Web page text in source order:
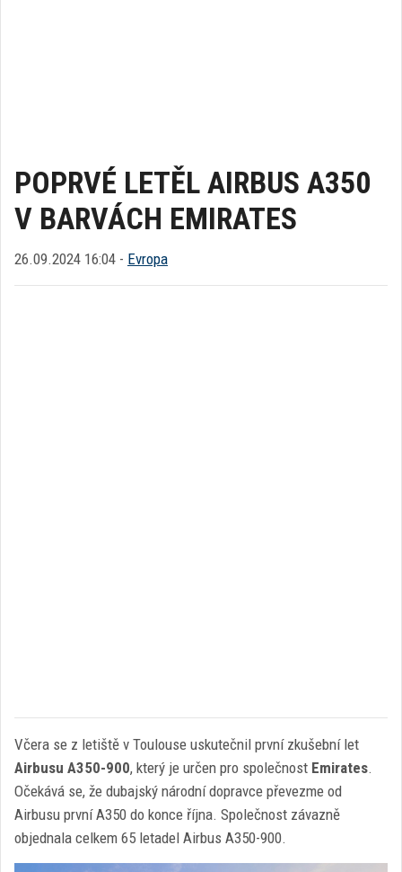
POPRVÉ LETĚL AIRBUS A350
V BARVÁCH EMIRATES
26.09.2024 16:04 - Evropa
Včera se z letiště v Toulouse uskutečnil první zkušební let
Airbusu A350-900, který je určen pro společnost Emirates.
Očekává se, že dubajský národní dopravce převezme od
Airbusu první A350 do konce října. Společnost závazně
objednala celkem 65 letadel Airbus A350-900.